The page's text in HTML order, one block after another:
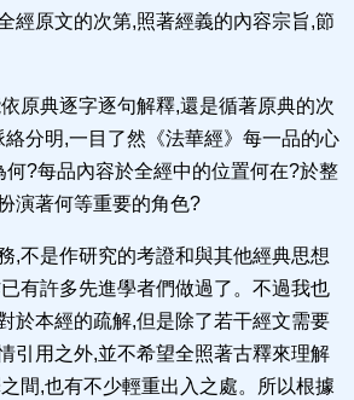
經原文的次第,照著經義的內容宗旨,節
原典逐字逐句解釋,還是循著原典的次
分明,一目了然《法華經》每一品的心
?每品內容於全經中的位置何在?於整
演著何等重要的角色?
,不是作研究的考證和與其他經典思想
有許多先進學者們做過了。不過我也
於本經的疏解,但是除了若干經文需要
引用之外,並不希望全照著古釋來理解
間,也有不少輕重出入之處。所以根據